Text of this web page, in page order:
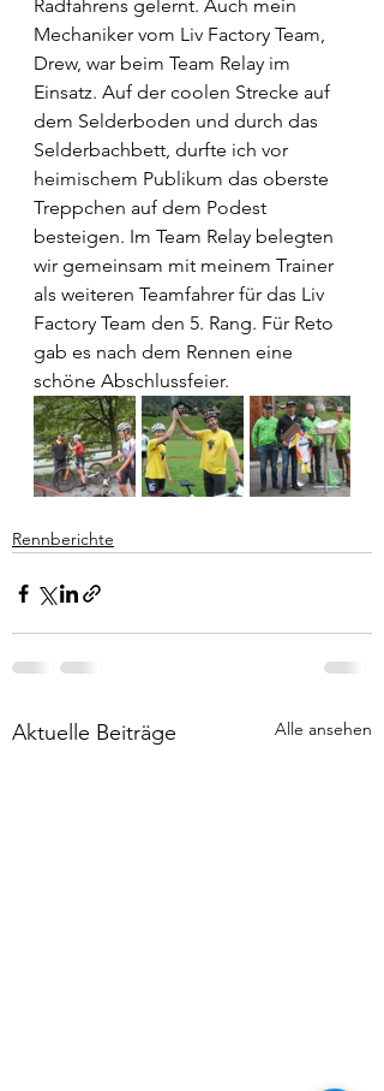
Radfahrens gelernt. Auch mein
Mechaniker vom Liv Factory Team,
Drew, war beim Team Relay im
Einsatz. Auf der coolen Strecke auf
dem Selderboden und durch das
Selderbachbett, durfte ich vor
heimischem Publikum das oberste
Treppchen auf dem Podest
besteigen. Im Team Relay belegten
wir gemeinsam mit meinem Trainer
als weiteren Teamfahrer für das Liv
Factory Team den 5. Rang. Für Reto
gab es nach dem Rennen eine
schöne Abschlussfeier.
Rennberichte
Aktuelle Beiträge Alle ansehen